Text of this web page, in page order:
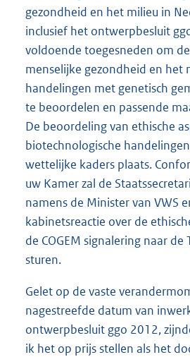
gezondheid en het milieu in
inclusief het ontwerpbesluit
voldoende toegesneden om de
menselijke gezondheid en het
handelingen met genetisch
te beoordelen en passende
De beoordeling van ethische
biotechnologische
wettelijke kaders plaats.
uw Kamer zal de
namens de Minister van VWS
kabinetsreactie over de
de COGEM signalering naar de
sturen.
Gelet op de vaste
nagestreefde datum van
ontwerpbesluit ggo 2012,
ik het op prijs stellen als het